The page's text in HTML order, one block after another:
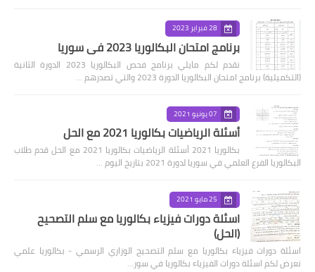
28 فبراير 2023
برنامج امتحان البكالوريا 2023 في سوريا
نقدم لكم مايلي برنامج فحص البكالوريا 2023 الدورة الثانية
(التكميلية) برنامج امتحان البكالوريا الدورة 2023 والتي تصدرهم …
07 يونيو 2021
أسئلة الرياضيات بكالوريا 2021 مع الحل
بكالوريا 2021 أسئلة الرياضيات بكالوريا 2021 مع الحل قدم طلاب
البكالوريا الفرع العلمي في سوريا لدورة 2021 بتاريخ اليوم …
25 مايو 2021
اسئلة دورات فيزياء بكالوريا مع سلم التصحيح
(الحل)
اسئلة دورات فيزياء بكالوريا مع سلم التصحيح الوزاري الرسمي - بكالوريا علمي
نعرض لكم اسئلة دورات الفيزياء بكالوريا في سور…